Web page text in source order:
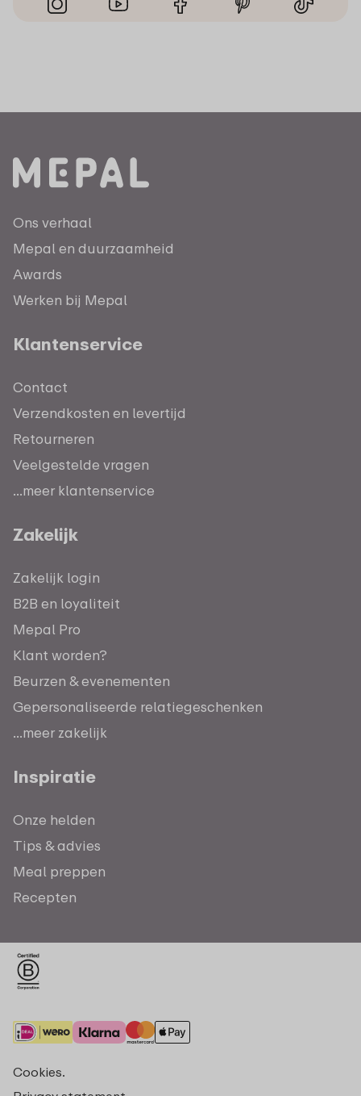
Ons verhaal
Mepal en duurzaamheid
Awards
Werken bij Mepal
Klantenservice
Contact
Verzendkosten en levertijd
Retourneren
Veelgestelde vragen
...meer klantenservice
Zakelijk
Zakelijk login
B2B en loyaliteit
Mepal Pro
Klant worden?
Beurzen & evenementen
Gepersonaliseerde relatiegeschenken
...meer zakelijk
Inspiratie
Onze helden
Tips & advies
Meal preppen
Recepten
Cookies.